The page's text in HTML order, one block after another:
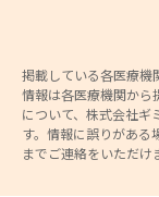
掲載している各医療機
情報は各医療機関から
について、株式会社ギ
す。情報に誤りがある
までご連絡をいただけ